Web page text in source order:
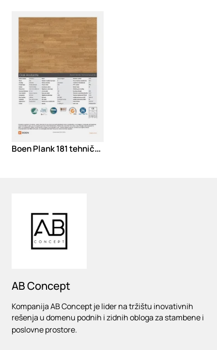
Loading
Boen Plank 181 tehnički podaci
AB Concept
Kompanija AB Concept je lider na tržištu inovativnih
rešenja u domenu podnih i zidnih obloga za stambene i
poslovne prostore.